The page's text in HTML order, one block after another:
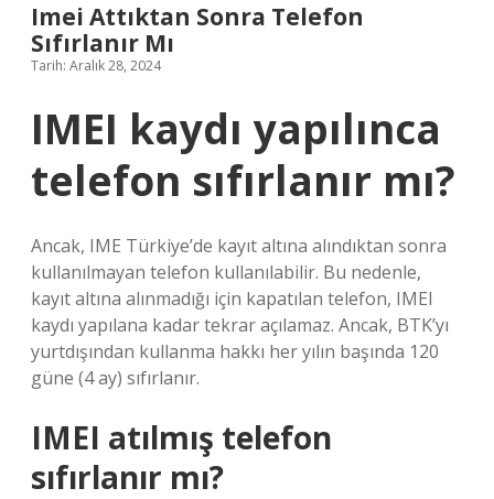
Imei Attıktan Sonra Telefon
Sıfırlanır Mı
Tarih: Aralık 28, 2024
IMEI kaydı yapılınca
telefon sıfırlanır mı?
Ancak, IME Türkiye’de kayıt altına alındıktan sonra
kullanılmayan telefon kullanılabilir. Bu nedenle,
kayıt altına alınmadığı için kapatılan telefon, IMEI
kaydı yapılana kadar tekrar açılamaz. Ancak, BTK’yı
yurtdışından kullanma hakkı her yılın başında 120
güne (4 ay) sıfırlanır.
IMEI atılmış telefon
sıfırlanır mı?